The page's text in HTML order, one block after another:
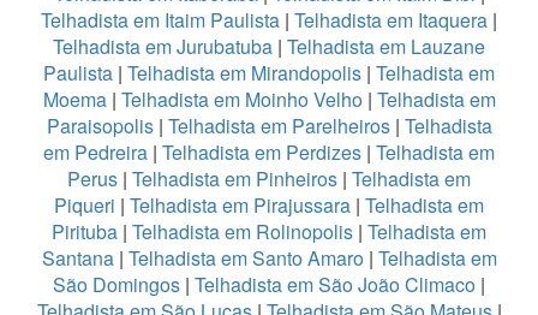
Telhadista em Itaim Paulista | Telhadista em Itaquera |
Telhadista em Jurubatuba | Telhadista em Lauzane
Paulista | Telhadista em Mirandopolis | Telhadista em
Moema| Telhadista em Moinho Velho | Telhadista em
Paraisopolis| Telhadista em Parelheiros| Telhadista
em Pedreira | Telhadista em Perdizes | Telhadista em
Perus | Telhadista em Pinheiros | Telhadista em
Piqueri | Telhadista em Pirajussara | Telhadista em
Pirituba | Telhadista em Rolinopolis | Telhadista em
Santana| Telhadista em Santo Amaro| Telhadista em
São Domingos | Telhadista em São João Climaco |